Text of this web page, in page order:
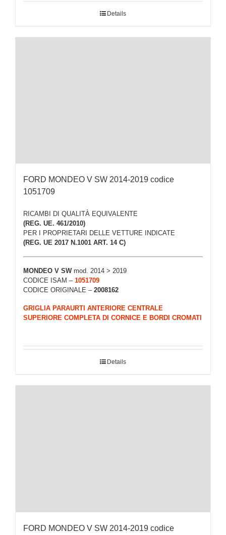
Details
FORD MONDEO V SW 2014-2019 codice
1051709
RICAMBI DI QUALITÀ EQUIVALENTE
(REG. UE. 461/2010)
PER I PROPRIETARI DELLE VETTURE INDICATE
(REG. UE 2017 N.1001 ART. 14 C)
MONDEO V SW mod. 2014 > 2019
CODICE ISAM – 1051709
CODICE ORIGINALE – 2008162
GRIGLIA PARAURTI ANTERIORE CENTRALE
SUPERIORE COMPLETA DI CORNICE E BORDI CROMATI
Details
FORD MONDEO V SW 2014-2019 codice